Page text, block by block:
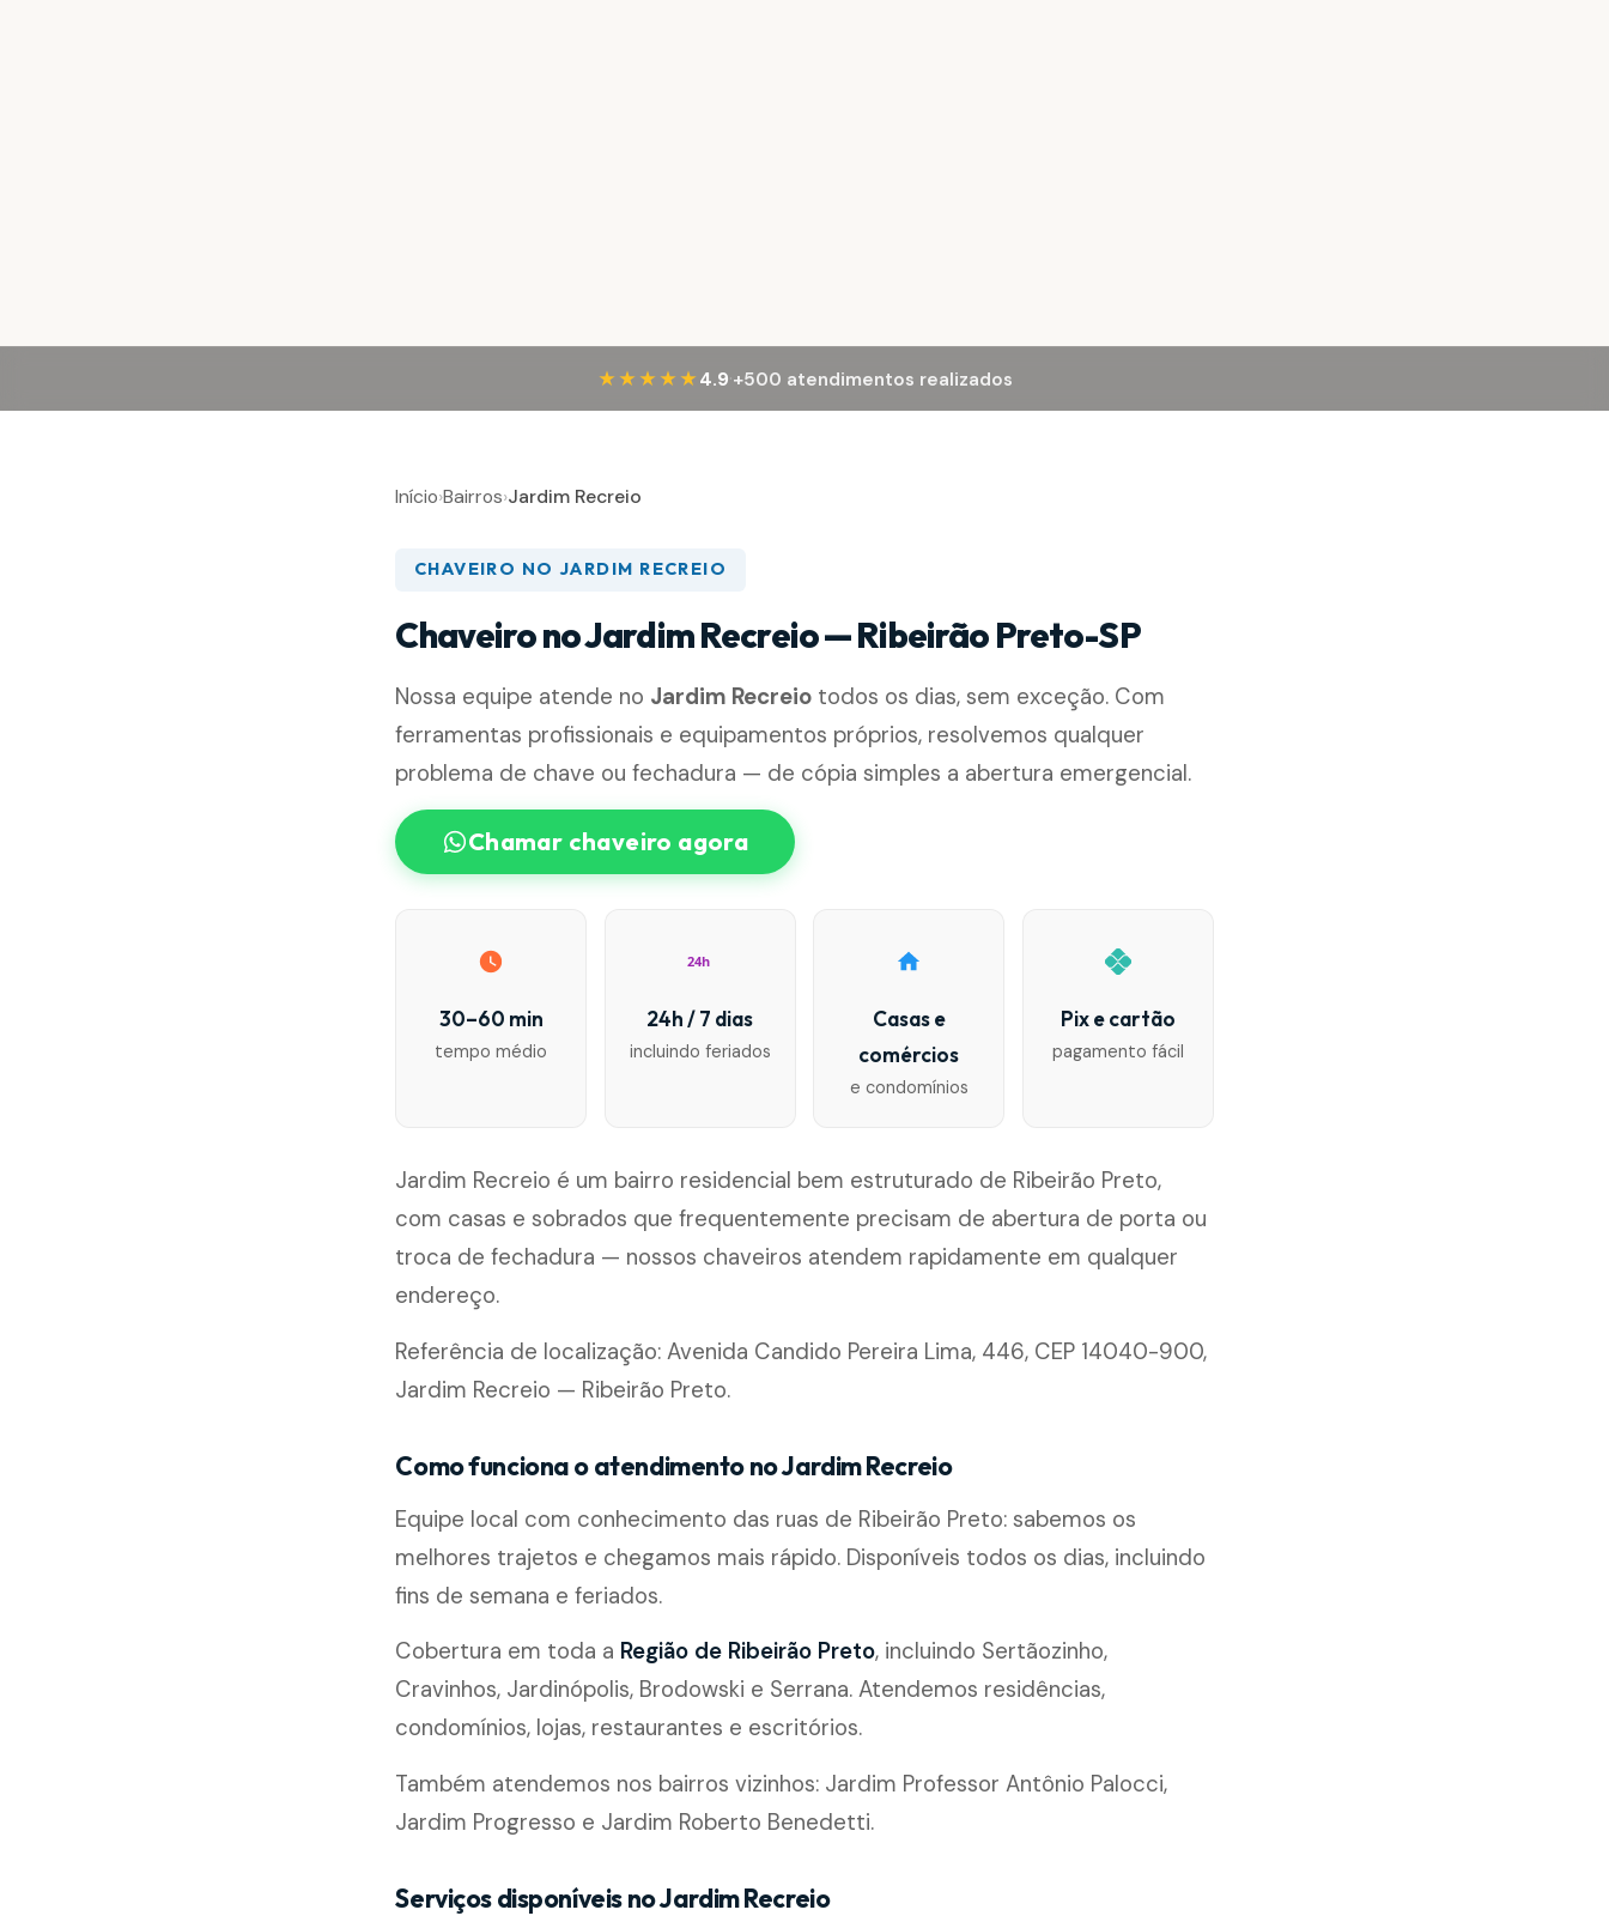
★★★★★ 4.9·+500 atendimentos realizados
Início›Bairros›Jardim Recreio
CHAVEIRO NO JARDIM RECREIO
Chaveiro no Jardim Recreio — Ribeirão Preto-SP
Nossa equipe atende no Jardim Recreio todos os dias, sem exceção. Com
ferramentas profissionais e equipamentos próprios, resolvemos qualquer
problema de chave ou fechadura — de cópia simples a abertura emergencial.
Chamar chaveiro agora
30–60 min
tempo médio
24h
24h / 7 dias
incluindo feriados
Casas e
comércios
e condomínios
Pix e cartão
pagamento fácil
Jardim Recreio é um bairro residencial bem estruturado de Ribeirão Preto,
com casas e sobrados que frequentemente precisam de abertura de porta ou
troca de fechadura — nossos chaveiros atendem rapidamente em qualquer
endereço.
Referência de localização: Avenida Candido Pereira Lima, 446, CEP 14040-900,
Jardim Recreio — Ribeirão Preto.
Como funciona o atendimento no Jardim Recreio
Equipe local com conhecimento das ruas de Ribeirão Preto: sabemos os
melhores trajetos e chegamos mais rápido. Disponíveis todos os dias, incluindo
fins de semana e feriados.
Cobertura em toda a Região de Ribeirão Preto, incluindo Sertãozinho,
Cravinhos, Jardinópolis, Brodowski e Serrana. Atendemos residências,
condomínios, lojas, restaurantes e escritórios.
Também atendemos nos bairros vizinhos: Jardim Professor Antônio Palocci,
Jardim Progresso e Jardim Roberto Benedetti.
Serviços disponíveis no Jardim Recreio